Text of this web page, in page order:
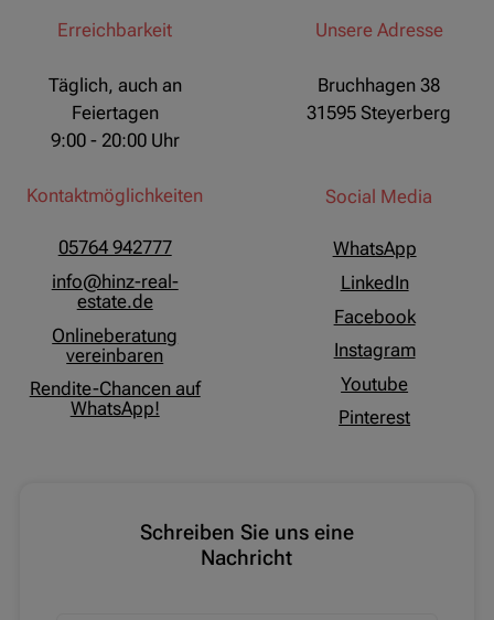
Erreichbarkeit
Täglich, auch an
Feiertagen
9:00 - 20:00 Uhr
Kontaktmöglichkeiten
05764 942777
info@hinz-real-
estate.de
Onlineberatung
vereinbaren
Rendite-Chancen auf
WhatsApp!
Unsere Adresse
Bruchhagen 38
31595 Steyerberg
Social Media
WhatsApp
LinkedIn
Facebook
Instagram
Youtube
Pinterest
Schreiben Sie uns eine
Nachricht